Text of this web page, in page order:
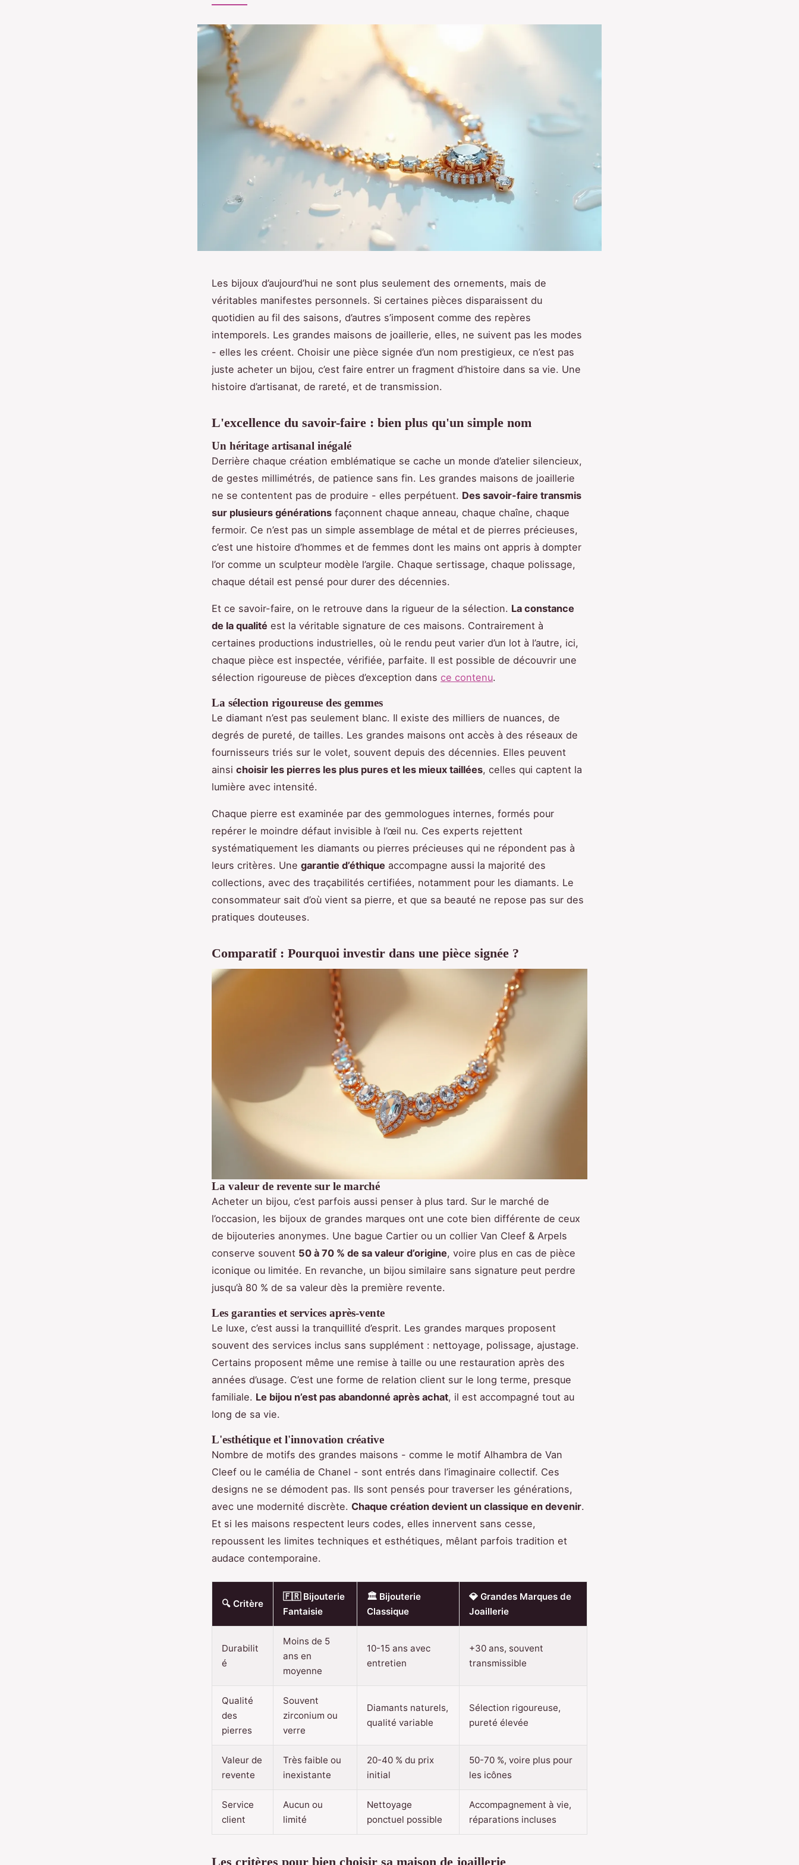
Les bijoux d’aujourd’hui ne sont plus seulement des ornements, mais de
véritables manifestes personnels. Si certaines pièces disparaissent du
quotidien au fil des saisons, d’autres s’imposent comme des repères
intemporels. Les grandes maisons de joaillerie, elles, ne suivent pas les modes
- elles les créent. Choisir une pièce signée d’un nom prestigieux, ce n’est pas
juste acheter un bijou, c’est faire entrer un fragment d’histoire dans sa vie. Une
histoire d’artisanat, de rareté, et de transmission.
L'excellence du savoir-faire : bien plus qu'un simple nom
Un héritage artisanal inégalé
Derrière chaque création emblématique se cache un monde d’atelier silencieux,
de gestes millimétrés, de patience sans fin. Les grandes maisons de joaillerie
ne se contentent pas de produire - elles perpétuent. Des savoir-faire transmis
sur plusieurs générations façonnent chaque anneau, chaque chaîne, chaque
fermoir. Ce n’est pas un simple assemblage de métal et de pierres précieuses,
c’est une histoire d’hommes et de femmes dont les mains ont appris à dompter
l’or comme un sculpteur modèle l’argile. Chaque sertissage, chaque polissage,
chaque détail est pensé pour durer des décennies.
Et ce savoir-faire, on le retrouve dans la rigueur de la sélection. La constance
de la qualité est la véritable signature de ces maisons. Contrairement à
certaines productions industrielles, où le rendu peut varier d’un lot à l’autre, ici,
chaque pièce est inspectée, vérifiée, parfaite. Il est possible de découvrir une
sélection rigoureuse de pièces d’exception dans ce contenu.
La sélection rigoureuse des gemmes
Le diamant n’est pas seulement blanc. Il existe des milliers de nuances, de
degrés de pureté, de tailles. Les grandes maisons ont accès à des réseaux de
fournisseurs triés sur le volet, souvent depuis des décennies. Elles peuvent
ainsi choisir les pierres les plus pures et les mieux taillées, celles qui captent la
lumière avec intensité.
Chaque pierre est examinée par des gemmologues internes, formés pour
repérer le moindre défaut invisible à l’œil nu. Ces experts rejettent
systématiquement les diamants ou pierres précieuses qui ne répondent pas à
leurs critères. Une garantie d’éthique accompagne aussi la majorité des
collections, avec des traçabilités certifiées, notamment pour les diamants. Le
consommateur sait d’où vient sa pierre, et que sa beauté ne repose pas sur des
pratiques douteuses.
Comparatif : Pourquoi investir dans une pièce signée ?
La valeur de revente sur le marché
Acheter un bijou, c’est parfois aussi penser à plus tard. Sur le marché de
l’occasion, les bijoux de grandes marques ont une cote bien différente de ceux
de bijouteries anonymes. Une bague Cartier ou un collier Van Cleef & Arpels
conserve souvent 50 à 70 % de sa valeur d’origine, voire plus en cas de pièce
iconique ou limitée. En revanche, un bijou similaire sans signature peut perdre
jusqu’à 80 % de sa valeur dès la première revente.
Les garanties et services après-vente
Le luxe, c’est aussi la tranquillité d’esprit. Les grandes marques proposent
souvent des services inclus sans supplément : nettoyage, polissage, ajustage.
Certains proposent même une remise à taille ou une restauration après des
années d’usage. C’est une forme de relation client sur le long terme, presque
familiale. Le bijou n’est pas abandonné après achat, il est accompagné tout au
long de sa vie.
L'esthétique et l'innovation créative
Nombre de motifs des grandes maisons - comme le motif Alhambra de Van
Cleef ou le camélia de Chanel - sont entrés dans l’imaginaire collectif. Ces
designs ne se démodent pas. Ils sont pensés pour traverser les générations,
avec une modernité discrète. Chaque création devient un classique en devenir.
Et si les maisons respectent leurs codes, elles innervent sans cesse,
repoussent les limites techniques et esthétiques, mêlant parfois tradition et
audace contemporaine.
🔍 Critère
🇫🇷 Bijouterie
Fantaisie
🏛️ Bijouterie
Classique
💎 Grandes Marques de
Joaillerie
Durabilit
é
Moins de 5
ans en
moyenne
10-15 ans avec
entretien
+30 ans, souvent
transmissible
Qualité
des
pierres
Souvent
zirconium ou
verre
Diamants naturels,
qualité variable
Sélection rigoureuse,
pureté élevée
Valeur de
revente
Très faible ou
inexistante
20-40 % du prix
initial
50-70 %, voire plus pour
les icônes
Service
client
Aucun ou
limité
Nettoyage
ponctuel possible
Accompagnement à vie,
réparations incluses
Les critères pour bien choisir sa maison de joaillerie